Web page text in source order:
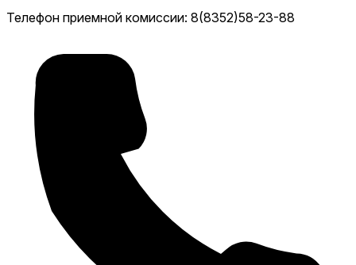
Телефон приемной комиссии: 8(8352)58-23-88